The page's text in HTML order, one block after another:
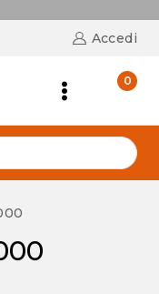
Accedi
0